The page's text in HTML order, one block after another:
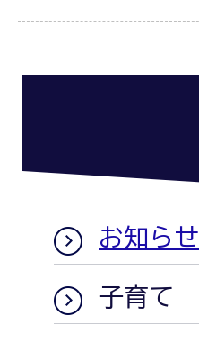
お知らせ
子育て